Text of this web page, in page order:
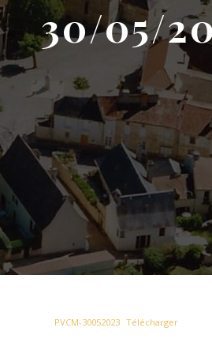
30/05/
PVCM-30052023 Télécharger